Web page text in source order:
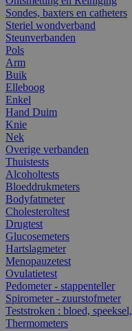
Sondes, baxters en catheters
Steriel wondverband
Steunverbanden
Pols
Arm
Buik
Elleboog
Enkel
Hand Duim
Knie
Nek
Overige verbanden
Thuistests
Alcoholtests
Bloeddrukmeters
Bodyfatmeter
Cholesteroltest
Drugtest
Glucosemeters
Hartslagmeter
Menopauzetest
Ovulatietest
Pedometer - stappenteller
Spirometer - zuurstofmeter
Teststroken : bloed,
Thermometers